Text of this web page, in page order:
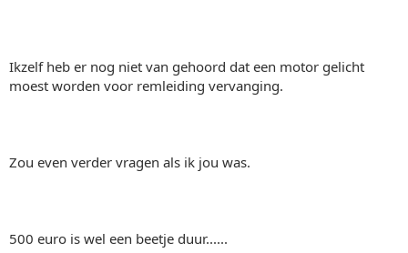
Ikzelf heb er nog niet van gehoord dat een motor gelicht
moest worden voor remleiding vervanging.
Zou even verder vragen als ik jou was.
500 euro is wel een beetje duur......